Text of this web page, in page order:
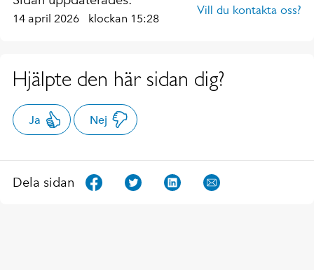
14 april 2026 klockan 15:28
Vill du kontakta oss?
Hjälpte den här sidan dig?
Ja Nej
Dela sidan